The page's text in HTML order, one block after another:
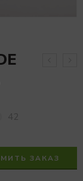
ЗАКАЗ